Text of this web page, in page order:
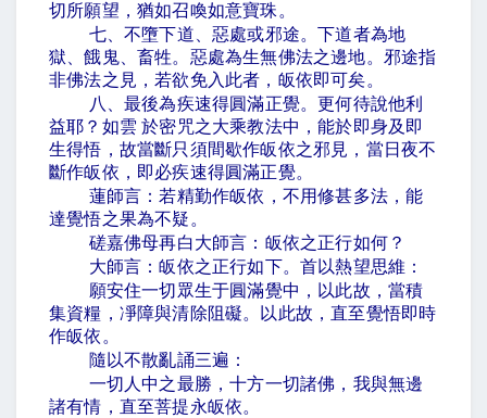
切所願望，猶如召喚如意寶珠。
七、不墮下道、惡處或邪途。下道者為地
獄、餓鬼、畜牲。惡處為生無佛法之邊地。邪途指
非佛法之見，若欲免入此者，皈依即可矣。
八、最後為疾速得圓滿正覺。更何待說他利
益耶？如雲 於密咒之大乘教法中，能於即身及即
生得悟，故當斷只須間歇作皈依之邪見，當日夜不
斷作皈依，即必疾速得圓滿正覺。
蓮師言：若精勤作皈依，不用修甚多法，能
達覺悟之果為不疑。
磋嘉佛母再白大師言：皈依之正行如何？
大師言：皈依之正行如下。首以熱望思維：
願安住一切眾生于圓滿覺中，以此故，當積
集資糧，凈障與清除阻礙。以此故，直至覺悟即時
作皈依。
隨以不散亂誦三遍：
一切人中之最勝，十方一切諸佛，我與無邊
諸有情，直至菩提永皈依。